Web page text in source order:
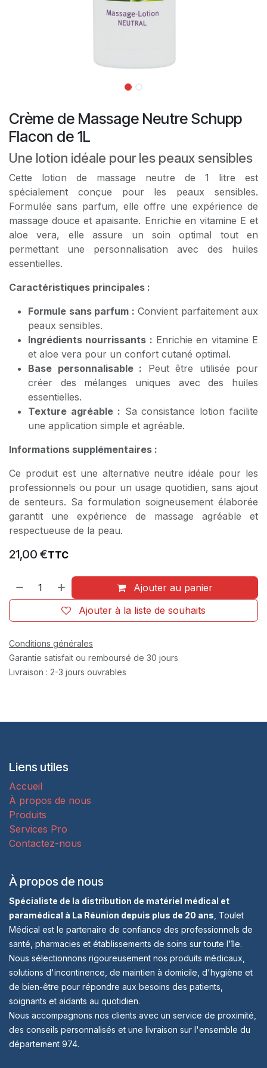
Crème de Massage Neutre Schupp
Flacon de 1L
Une lotion idéale pour les peaux sensibles
Cette lotion de massage neutre de 1 litre est
spécialement conçue pour les peaux sensibles.
Formulée sans parfum, elle offre une expérience de
massage douce et apaisante. Enrichie en vitamine E et
aloe vera, elle assure un soin optimal tout en
permettant une personnalisation avec des huiles
essentielles.
Caractéristiques principales :
Formule sans parfum : Convient parfaitement aux
peaux sensibles.
Ingrédients nourrissants : Enrichie en vitamine E
et aloe vera pour un confort cutané optimal.
Base personnalisable : Peut être utilisée pour
créer des mélanges uniques avec des huiles
essentielles.
Texture agréable : Sa consistance lotion facilite
une application simple et agréable.
Informations supplémentaires :
Ce produit est une alternative neutre idéale pour les
professionnels ou pour un usage quotidien, sans ajout
de senteurs. Sa formulation soigneusement élaborée
garantit une expérience de massage agréable et
respectueuse de la peau.
21,00 €TTC
Ajouter au panier
Ajouter à la liste de souhaits
Conditions générales
Garantie satisfait ou remboursé de 30 jours
Livraison : 2-3 jours ouvrables
Liens utiles
Accueil
À propos de nous
Produits
Services Pro
Contactez-nous
À propos de nous
Spécialiste de la distribution de matériel médical et
paramédical à La Réunion depuis plus de 20 ans , Toulet
Médical est le partenaire de confiance des professionnels de
santé, pharmacies et établissements de soins sur toute l'île.
Nous sélectionnons rigoureusement nos produits médicaux,
solutions d'incontinence, de maintien à domicile, d'hygiène et
de bien-être pour répondre aux besoins des patients,
soignants et aidants au quotidien.
Nous accompagnons nos clients avec un service de proximité,
des conseils personnalisés et une livraison sur l'ensemble du
département 974.